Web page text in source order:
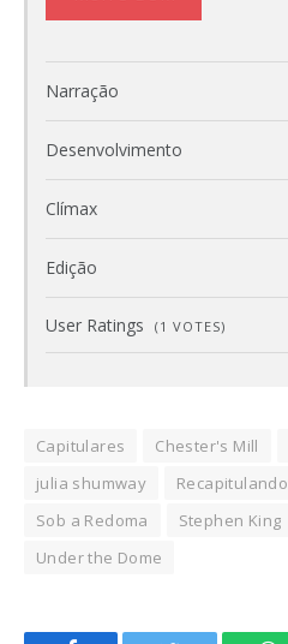
85%
Narração
Desenvolvimento
Clímax
Edição
User Ratings (1 VOTES)
Capitulares Chester's Mill
julia shumway
Recapitulando
Sob a Redoma
Stephen King
Under the Dome